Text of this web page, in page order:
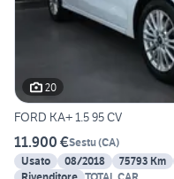
20
FORD KA+ 1.5 95 CV
11.900 €Sestu(CA)
Usato
08/2018 75793 Km